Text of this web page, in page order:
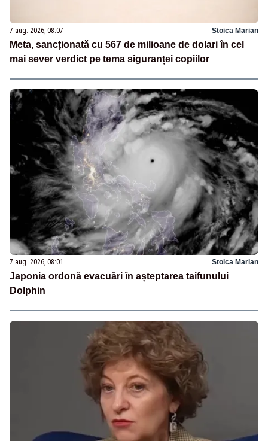
7 aug. 2026, 08:07 Stoica Marian
Meta, sancționată cu 567 de milioane de dolari în cel
mai sever verdict pe tema siguranței copiilor
7 aug. 2026, 08:01 Stoica Marian
Japonia ordonă evacuări în așteptarea taifunului
Dolphin